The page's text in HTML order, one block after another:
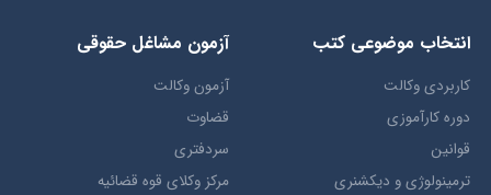
انتخاب​ موضوعي​ کتب
کاربردی وکالت
دوره کارآموزی
قوانین
ترمينولوژي و ديکشنري
آزمون مشاغل حقوقی
آزمون وکالت
قضاوت
سردفتری
مرکز وکلای قوه قضائیه